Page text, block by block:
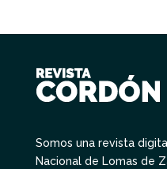
Somos una revista
Nacional de Lomas de